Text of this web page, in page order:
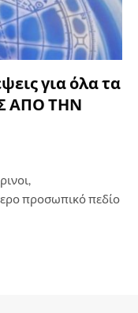
για όλα τα
ΑΠΟ ΤΗΝ
προσωπικό πεδίο